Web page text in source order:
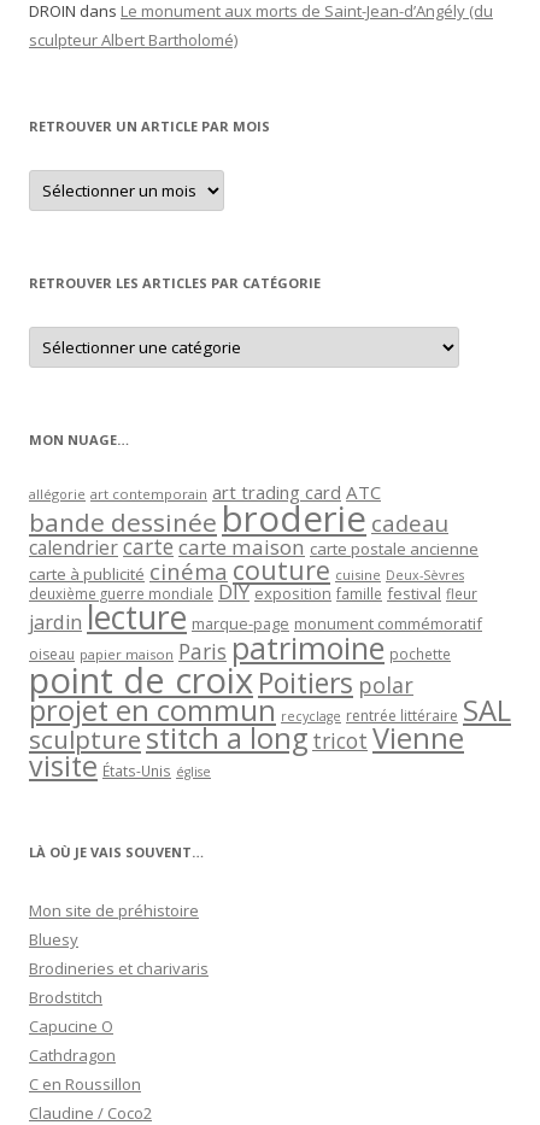
DROIN dans Le monument aux morts de Saint-Jean-d’Angély (du
sculpteur Albert Bartholomé)
RETROUVER UN ARTICLE PAR MOIS
Retrouver
un
article
RETROUVER LES ARTICLES PAR CATÉGORIE
Retrouver
les
articles
MON NUAGE…
allégorie art contemporain art trading card ATC
bande dessinée broderie cadeau
calendriercartecarte maison carte postale ancienne
carte à publicité cinéma couture cuisine Deux-Sèvres
deuxième guerre mondiale DIY exposition famille festival fleur
jardin lecture marque-page monument commémoratif
oiseau papier maison Paris patrimoine pochette
point de croixPoitiers polar
projet en commun recyclage rentrée littéraire SAL
sculpturestitch a long tricot Vienne
visite États-Unis église
LÀ OÙ JE VAIS SOUVENT…
Mon site de préhistoire
Bluesy
Brodineries et charivaris
Brodstitch
Capucine O
Cathdragon
C en Roussillon
Claudine / Coco2